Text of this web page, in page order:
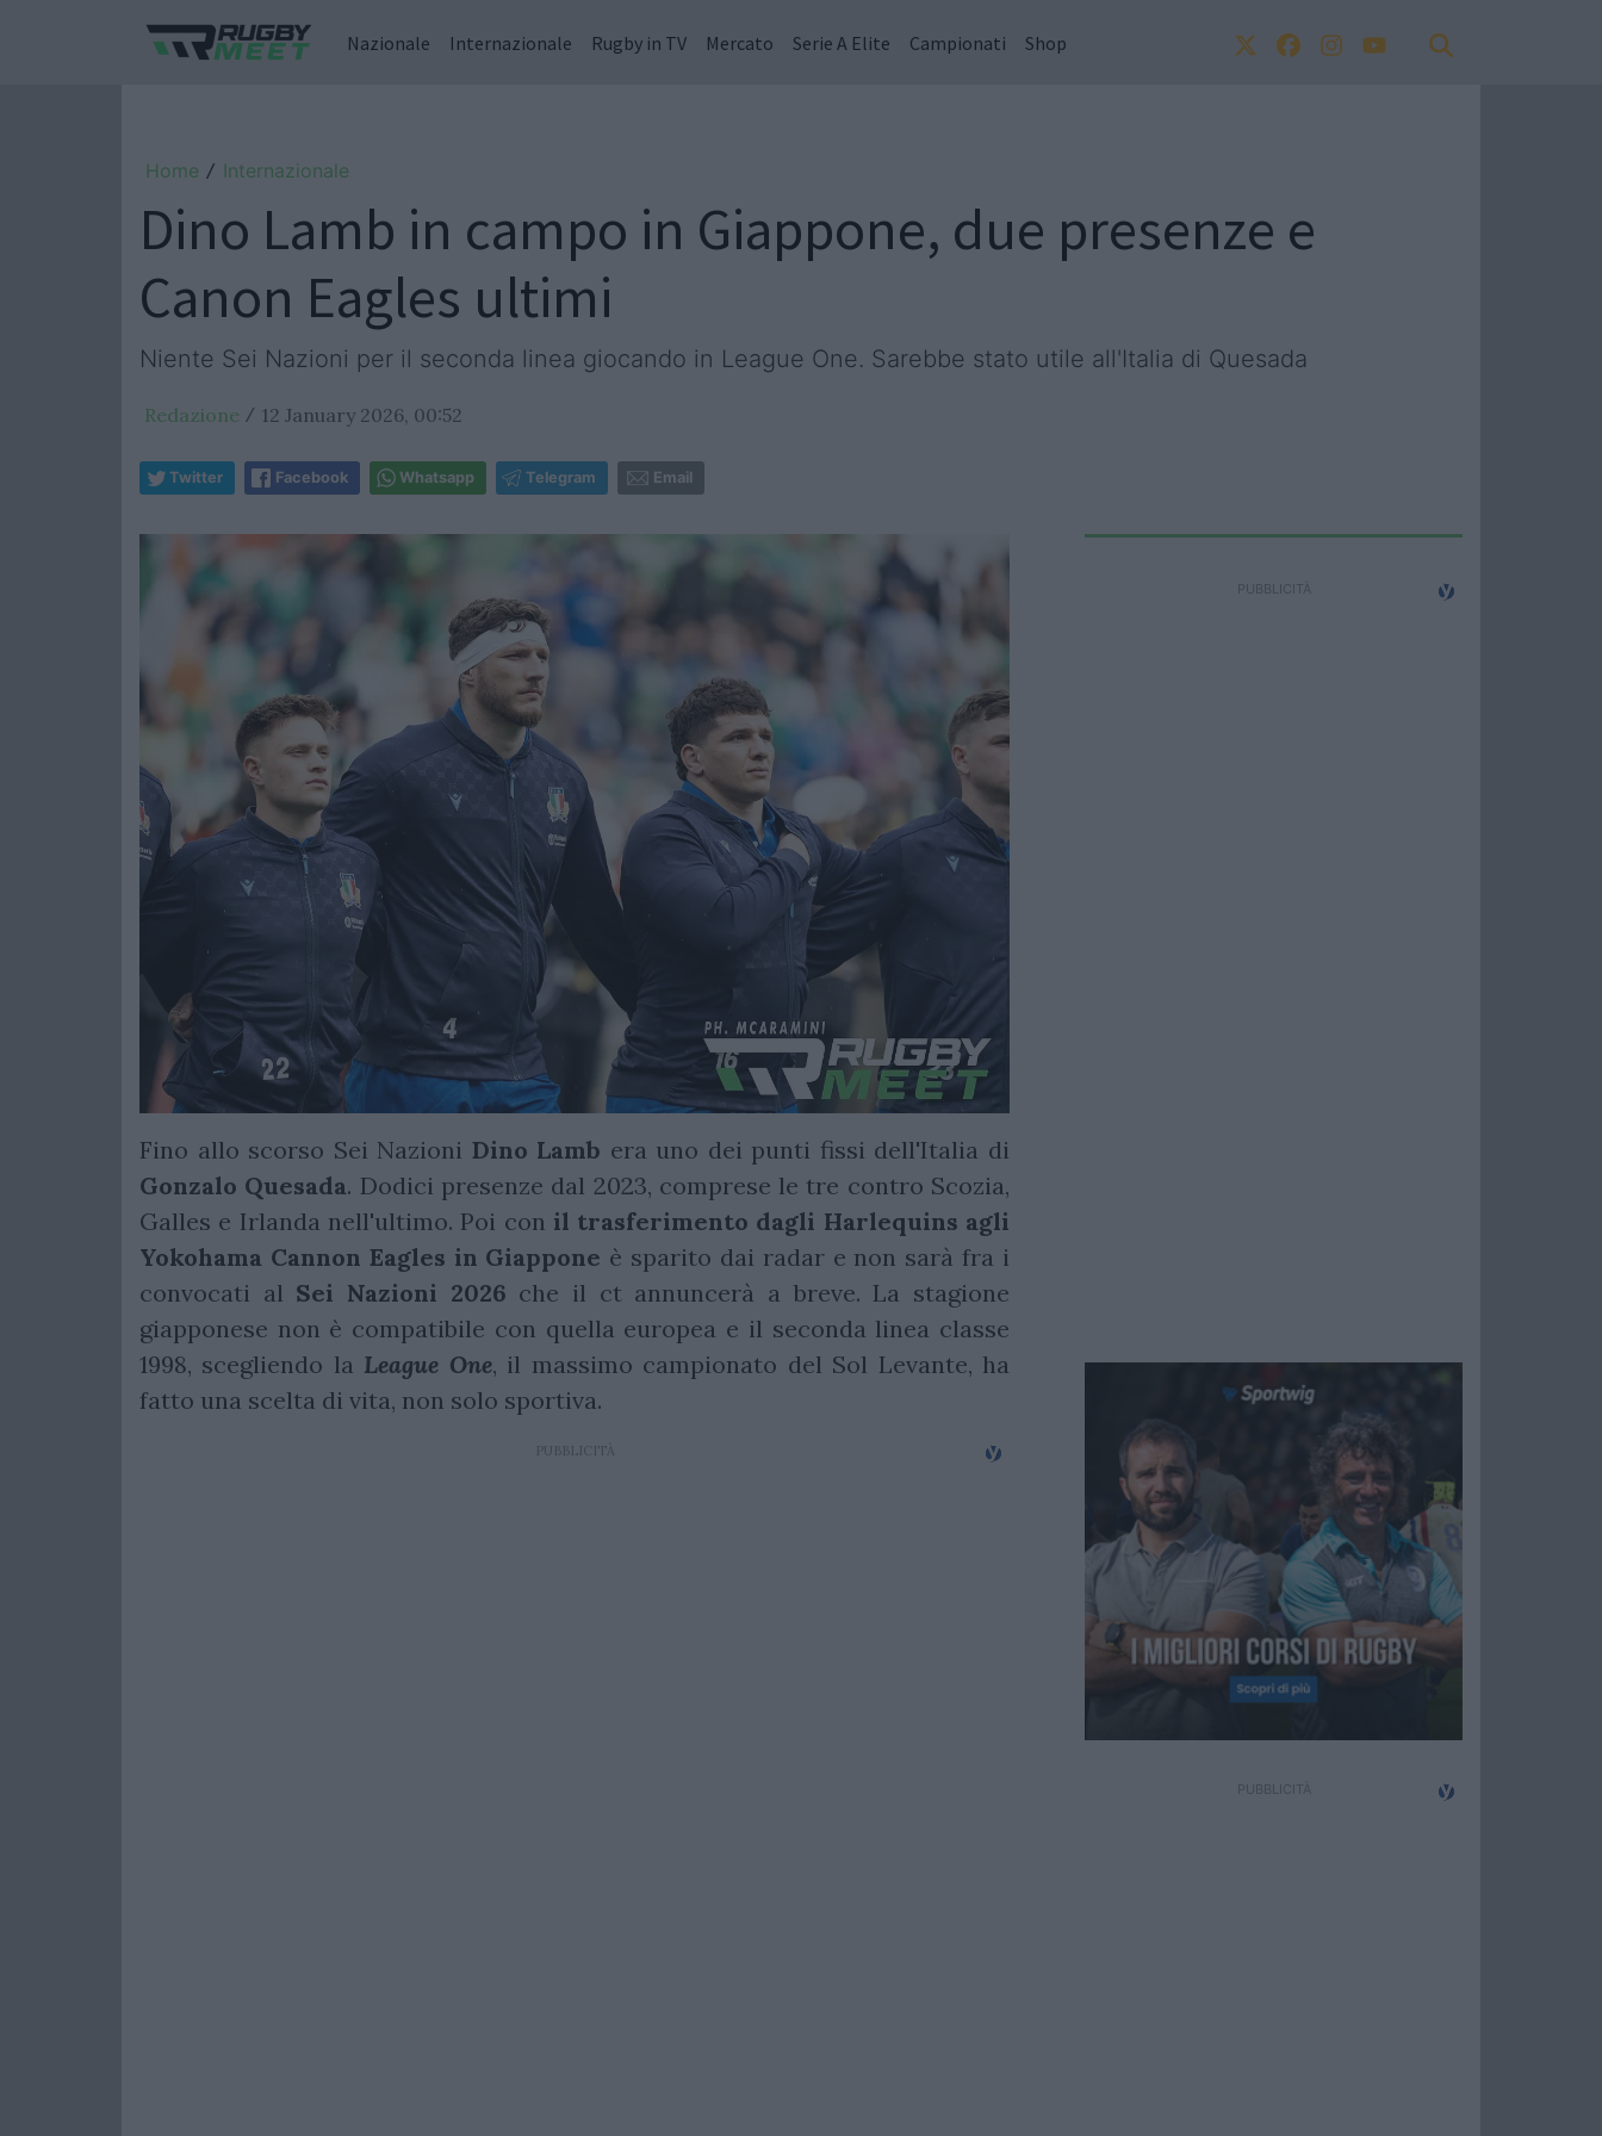
Nazionale Internazionale Rugby in TV Mercato Serie A Elite Campionati Shop
Home / Internazionale
Dino Lamb in campo in Giappone, due presenze e
Canon Eagles ultimi
Niente Sei Nazioni per il seconda linea giocando in League One. Sarebbe stato utile all'Italia di Quesada
Redazione / 12 January 2026, 00:52
Twitter Facebook Whatsapp Telegram Email
Fino allo scorso Sei Nazioni Dino Lamb era uno dei punti fissi dell'Italia di
Gonzalo Quesada. Dodici presenze dal 2023, comprese le tre contro Scozia,
Galles e Irlanda nell'ultimo. Poi con il trasferimento dagli Harlequins agli
Yokohama Cannon Eagles in Giappone è sparito dai radar e non sarà fra i
convocati al Sei Nazioni 2026 che il ct annuncerà a breve. La stagione
giapponese non è compatibile con quella europea e il seconda linea classe
1998, scegliendo la League One, il massimo campionato del Sol Levante, ha
fatto una scelta di vita, non solo sportiva.